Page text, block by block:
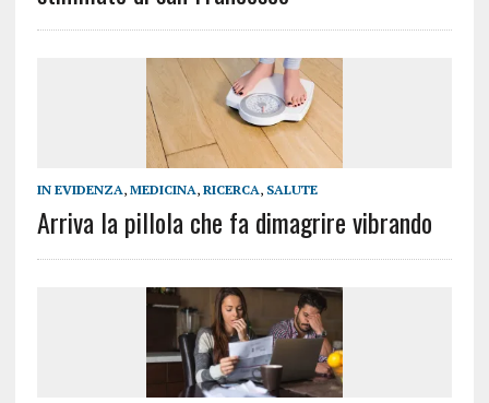
IN EVIDENZA, MEDICINA, RICERCA, SALUTE
Arriva la pillola che fa dimagrire vibrando